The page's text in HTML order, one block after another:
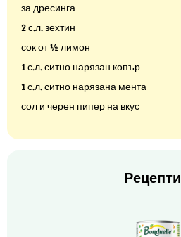
за дресинга
2 с.л. зехтин
сок от ½ лимон
1 с.л. ситно нарязан копър
1 с.л. ситно нарязана мента
сол и черен пипер на вкус